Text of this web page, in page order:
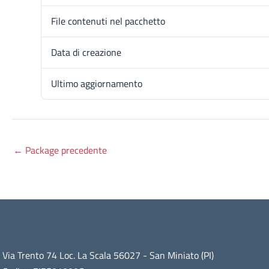
File contenuti nel pacchetto
Data di creazione
Ultimo aggiornamento
← Package precedente
Via Trento 74 Loc. La Scala 56027 - San Miniato (PI)